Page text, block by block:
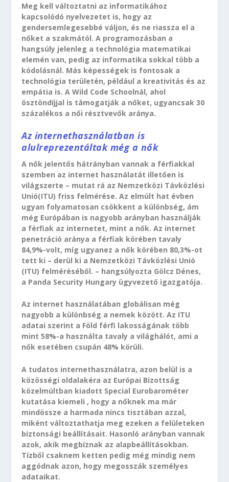
Meg kell változtatni az informatikához
kapcsolódó nyelvezetet is, hogy az
gendersemlegesebbé váljon, és ne riassza el a
nőket a szakmától. A programozásban a
hangsúly jelenleg a technológia matematikai
elemén van, pedig az informatika sokkal több a
kódolásnál. Más képességek is fontosak a
technológia területén, például a kreativitás és az
empátia is. A Wild Code Schoolnál, ahol
ösztöndíjjal is támogatják a nőket, ugyancsak 30
százalékos a női résztvevők aránya.
Az internethasználatban is
alulreprezentáltak még a nők
A nők jelentős hátrányban vannak a férfiakkal
szemben az internet használatát illetően is
világszerte – mutat rá az Nemzetközi Távközlési
Unió(ITU) friss felmérése. Az elmúlt hat évben
ugyan folyamatosan csökkent a különbség, ám
még Európában is nagyobb arányban használják
a férfiak az internetet, mint a nők. Az internet
penetráció aránya a férfiak körében tavaly
84,9%-volt, míg ugyanez a nők körében 80,3%-ot
tett ki – derül ki a Nemzetközi Távközlési Unió
(ITU) felméréséből. – hangsúlyozta Gölcz Dénes,
a Panda Security Hungary ügyvezető igazgatója.
Az internet használatában globálisan még
nagyobb a különbség a nemek között. Az ITU
adatai szerint a Föld férfi lakosságának több
mint 58%-a használta tavaly a világhálót, ami a
nők esetében csupán 48% körüli.
A tudatos internethasználatra, azon belül is a
közösségi oldalakéra az Európai Bizottság
közelmúltban kiadott Special Eurobarométer
kutatása kiemeli , hogy a nőknek ma már
mindössze a harmada nincs tisztában azzal,
miként változtathatja meg ezeken a felületeken
biztonsági beállításait. Hasonló arányban vannak
azok, akik megbíznak az alapbeállításokban.
Tízből csaknem ketten pedig még mindig nem
aggódnak azon, hogy megosszák személyes
adataikat.